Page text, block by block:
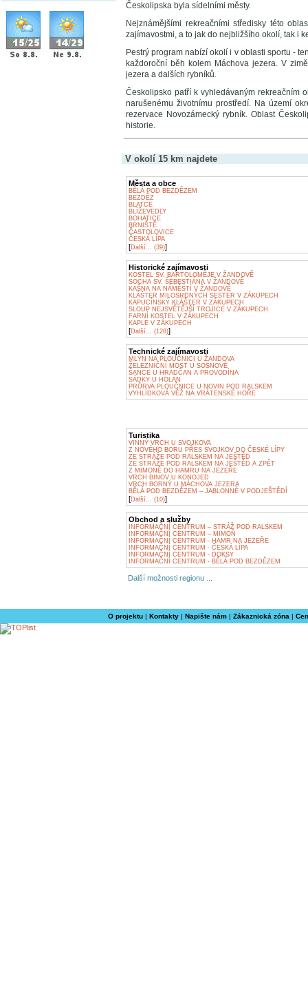
Českolipska byla sídelními městy.
Nejznámějšími rekreačními středisky této
zajímavostmi, a to jak do nejbližšího okolí, tak i
Pestrý program nabízí okolí i v oblasti sportu -
každoroční běh kolem Máchova jezera. V
jezera a dalších rybníků.
Českolipsko patří k vyhledávaným rekreačním
narušenému životnímu prostředí. Na území
rezervace Novozámecký rybník. Oblast
historie.
V okolí 15 km najdete
Města a obce
BĚLÁ POD BEZDĚZEM
BEZDĚZ
BLATCE
BLÍŽEVEDLY
BOHATICE
BRNIŠTĚ
ČASTOLOVICE
ČESKÁ LÍPA
[Další... (39)]
Historické zajímavosti
KOSTEL SV. BARTOLOMĚJE V ŽANDOVĚ
SOCHA SV. ŠEBESTIÁNA V ŽANDOVĚ
KAŠNA NA NÁMĚSTÍ V ŽANDOVĚ
KLÁŠTER MILOSRDNÝCH SESTER V ZÁKUPECH
KAPUCÍNSKÝ KLÁŠTER V ZÁKUPECH
SLOUP NEJSVĚTĚJŠÍ TROJICE V ZÁKUPECH
FARNÍ KOSTEL V ZÁKUPECH
KAPLE V ZÁKUPECH
[Další... (128)]
Technické zajímavosti
MLÝN NA PLOUČNICI U ŽANDOVA
ŽELEZNIČNÍ MOST U SOSNOVÉ
ŠANCE U HRADČAN A PROVODÍNA
SÁDKY U HOLAN
PRŮRVA PLOUČNICE U NOVIN POD RALSKEM
VYHLÍDKOVÁ VĚŽ NA VRÁTENSKÉ HOŘE
Turistika
VINNÝ VRCH U SVOJKOVA
Z NOVÉHO BORU PŘES SVOJKOV DO ČESKÉ LÍPY
ZE STRÁŽE POD RALSKEM NA JEŠTĚD
ZE STRÁŽE POD RALSKEM NA JEŠTĚD A ZPĚT
Z MIMONĚ DO HAMRU NA JEZEŘE
VRCH BINOV U KONOJED
VRCH BORNÝ U MÁCHOVA JEZERA
BĚLÁ POD BEZDĚZEM – JABLONNÉ V PODJEŠTĚDÍ
[Další... (10)]
Obchod a služby
INFORMAČNÍ CENTRUM – STRÁŽ POD RALSKEM
INFORMAČNÍ CENTRUM – MIMOŇ
INFORMAČNÍ CENTRUM - HAMR NA JEZEŘE
INFORMAČNÍ CENTRUM - ČESKÁ LÍPA
INFORMAČNÍ CENTRUM - DOKSY
INFORMAČNÍ CENTRUM - BĚLÁ POD BEZDĚZEM
Další možnosti regionu ...
O projektu| Kontakty| Napište nám| Zákaznická zóna |